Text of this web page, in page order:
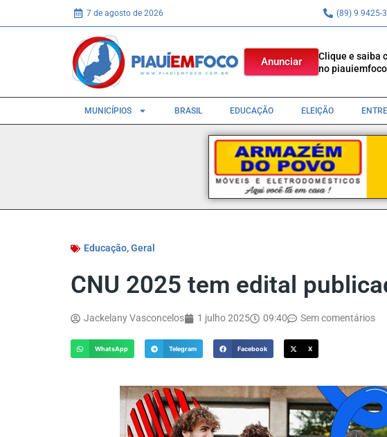
7 de agosto de 2026 (89) 9 9425-
Anunciar
Clique e saiba
no
MUNICÍPIOS BRASIL EDUCAÇÃO ELEIÇÃO
Educação,Geral
CNU 2025 tem edital
Jackelany Vasconcelos 1 julho 2025 09:40 Sem comentários
WhatsApp Telegram Facebook X